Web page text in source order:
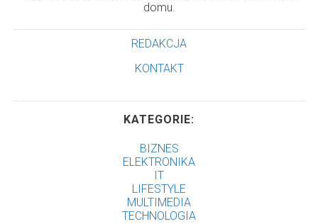
domu.
REDAKCJA
KONTAKT
KATEGORIE:
BIZNES
ELEKTRONIKA
IT
LIFESTYLE
MULTIMEDIA
TECHNOLOGIA